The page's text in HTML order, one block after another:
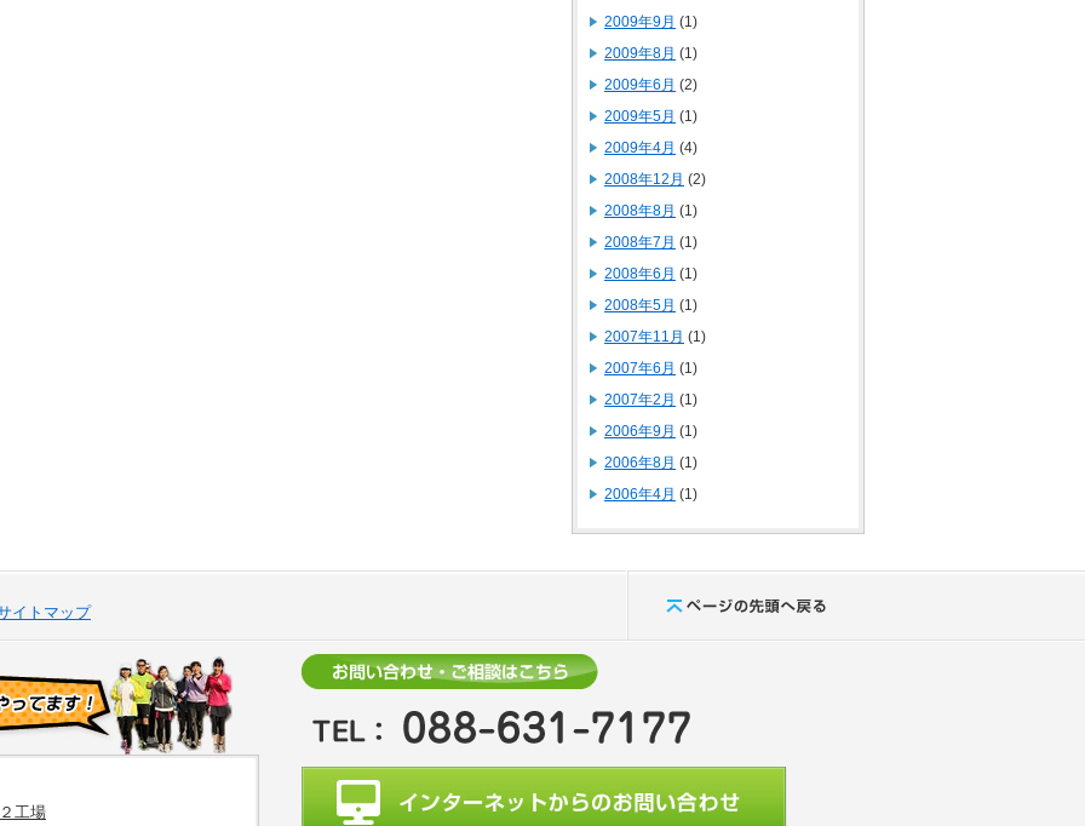
2009年9月 (1)
2009年8月 (1)
2009年6月 (2)
2009年5月 (1)
2009年4月 (4)
2008年12月 (2)
2008年8月 (1)
2008年7月 (1)
2008年6月 (1)
2008年5月 (1)
2007年11月 (1)
2007年6月 (1)
2007年2月 (1)
2006年9月 (1)
2006年8月 (1)
2006年4月 (1)
イトマップ
工場